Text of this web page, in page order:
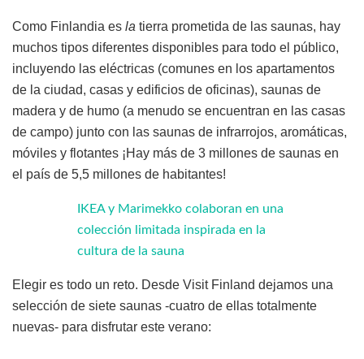
Como Finlandia es la tierra prometida de las saunas, hay
muchos tipos diferentes disponibles para todo el público,
incluyendo las eléctricas (comunes en los apartamentos
de la ciudad, casas y edificios de oficinas), saunas de
madera y de humo (a menudo se encuentran en las casas
de campo) junto con las saunas de infrarrojos, aromáticas,
móviles y flotantes ¡Hay más de 3 millones de saunas en
el país de 5,5 millones de habitantes!
IKEA y Marimekko colaboran en una
colección limitada inspirada en la
cultura de la sauna
Elegir es todo un reto. Desde Visit Finland dejamos una
selección de siete saunas -cuatro de ellas totalmente
nuevas- para disfrutar este verano: